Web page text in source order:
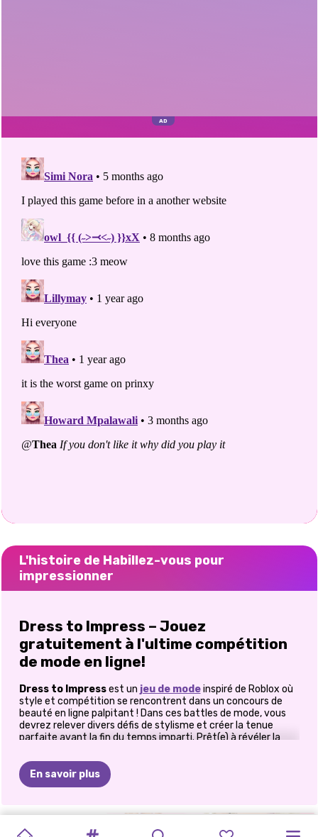
L'histoire de Habillez-vous pour
impressionner
Dress to Impress – Jouez
gratuitement à l'ultime compétition
de mode en ligne!
Dress to Impressest un jeu de modeinspiré de Roblox où
style et compétition se rencontrent dans un concours de
beauté en ligne palpitant ! Dans ces battles de mode, vous
devrez relever divers défis de stylisme et créer la tenue
parfaite avant la fin du temps imparti. Prêt(e) à révéler la
époustouflants et à vous affronter sur le podium virtuel ? Il
est temps de prouver que vous avez l'étoffe d'un véritable
influenceur/influenceuse.
Comment jouer à Dress To Impress en
ligne
En savoir plus
TENDANCES
MODE
FASHIONISTA VILLAIN ELLIE